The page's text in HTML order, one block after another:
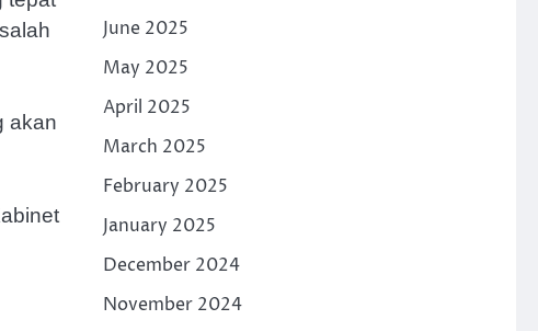
akan
June 2025
May 2025
April 2025
March 2025
February 2025
January 2025
December 2024
November 2024